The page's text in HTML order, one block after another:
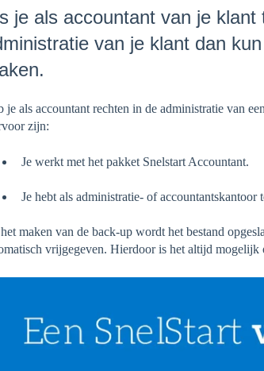
je als accountant van je
van je klant dan
je als accountant rechten in de administratie van
zijn:
Je werkt met het pakket Snelstart Accountant.
Je hebt als administratie- of
maken van de back-up wordt het bestand
vrijgegeven. Hierdoor is het altijd mogelijk